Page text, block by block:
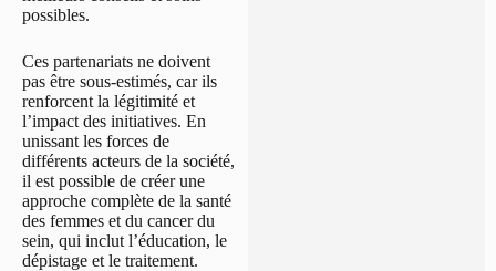
possibles.
Ces partenariats ne doivent
pas être sous-estimés, car ils
renforcent la légitimité et
l’impact des initiatives. En
unissant les forces de
différents acteurs de la société,
il est possible de créer une
approche complète de la santé
des femmes et du cancer du
sein, qui inclut l’éducation, le
dépistage et le traitement.